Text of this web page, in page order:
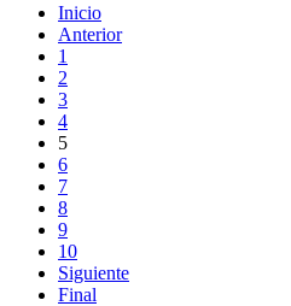
Inicio
Anterior
1
2
3
4
5
6
7
8
9
10
Siguiente
Final